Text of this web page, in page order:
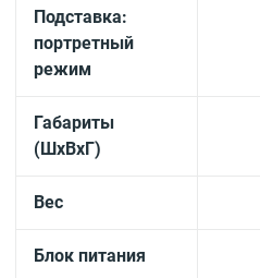
Подставка:
портретный
режим
Габариты
(ШxВxГ)
Вес
Блок питания